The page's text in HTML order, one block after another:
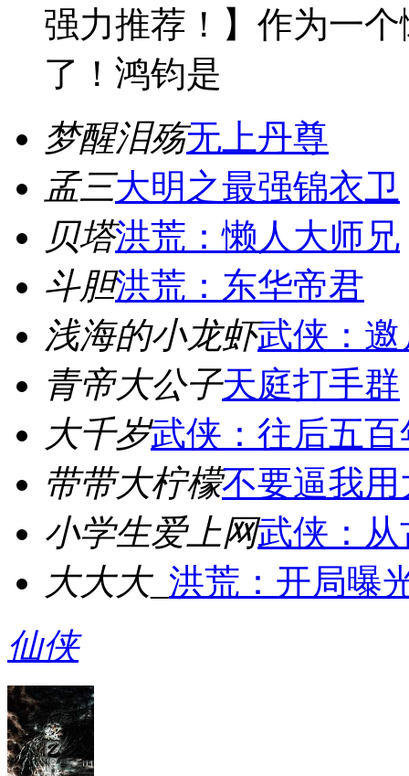
强力推荐！】作为一
了！鸿钧是
梦醒泪殇无上丹尊
孟三大明之最强锦衣卫
贝塔洪荒：懒人大师兄
斗胆洪荒：东华帝君
浅海的小龙虾武侠：
青帝大公子天庭打手群
大千岁武侠：往后五
带带大柠檬不要逼我用
小学生爱上网武侠：
大大大_ 洪荒：开局曝
仙侠